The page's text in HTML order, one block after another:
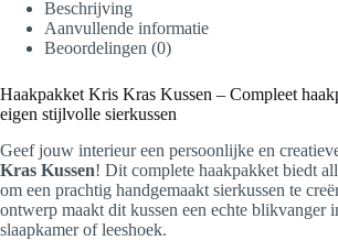
Beschrijving
Aanvullende informatie
Beoordelingen (0)
Haakpakket Kris Kras Kussen – Compleet
eigen stijlvolle sierkussen
Geef jouw interieur een persoonlijke en
Kras Kussen! Dit complete haakpakket biedt
om een prachtig handgemaakt sierkussen te
ontwerp maakt dit kussen een echte blikvanger
slaapkamer of leeshoek.